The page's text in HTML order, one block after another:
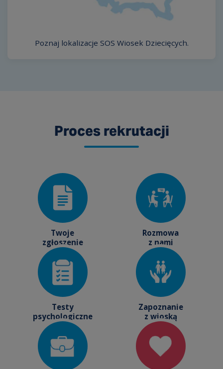
Poznaj lokalizacje SOS Wiosek Dziecięcych.
Proces rekrutacji
Twoje
zgłoszenie
Rozmowa
z nami
Testy
psychologiczne
Zapoznanie
z wioską